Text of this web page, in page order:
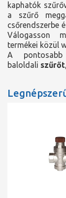
kaphatók
a szűrő
csőrendszerbe
Válogasson
termékei közül
A
baloldali szűrőt